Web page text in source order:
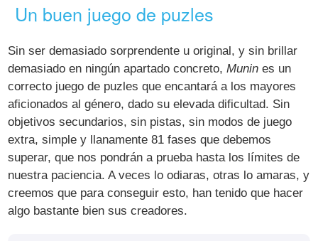
Un buen juego de puzles
Sin ser demasiado sorprendente u original, y sin brillar
demasiado en ningún apartado concreto,Munin es un
correcto juego de puzles que encantará a los mayores
aficionados al género, dado su elevada dificultad. Sin
objetivos secundarios, sin pistas, sin modos de juego
extra, simple y llanamente 81 fases que debemos
superar, que nos pondrán a prueba hasta los límites de
nuestra paciencia. A veces lo odiaras, otras lo amaras, y
creemos que para conseguir esto, han tenido que hacer
algo bastante bien sus creadores.